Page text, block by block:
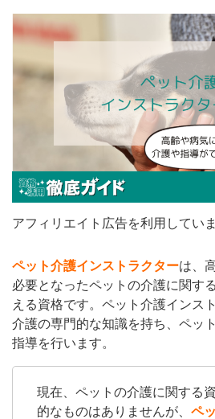
アフィリエイト広告を利用してい
ペット介護インストラクターは、
必要となったペットの介護に関す
える資格です。ペット介護インス
介護の専門的な知識を持ち、ペッ
指導を行います。
現在、ペットの介護に関する
的なものはありませんが、 ペ